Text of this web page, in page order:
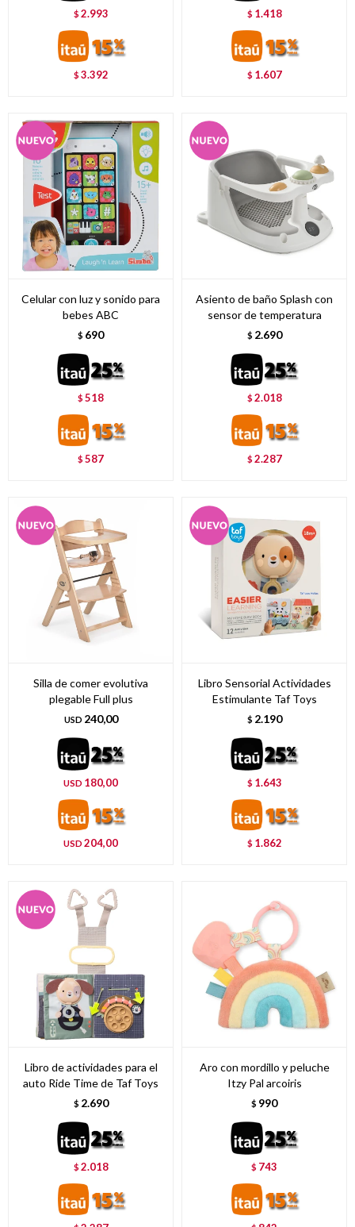
$2.993
$3.392
$ 1.418
$ 1.607
Celular con luz y sonido para
bebes ABC
$ 690
$518
$587
Asiento de baño Splash con
sensor de temperatura
$ 2.690
$2.018
$2.287
Silla de comer evolutiva
plegable Full plus
USD 240,00
USD 180,00
USD 204,00
Libro Sensorial Actividades
Estimulante Taf Toys
$ 2.190
$ 1.643
$ 1.862
Libro de actividades para el
auto Ride Time de Taf Toys
$ 2.690
$2.018
Aro con mordillo y peluche
Itzy Pal arcoiris
$ 990
$ 743